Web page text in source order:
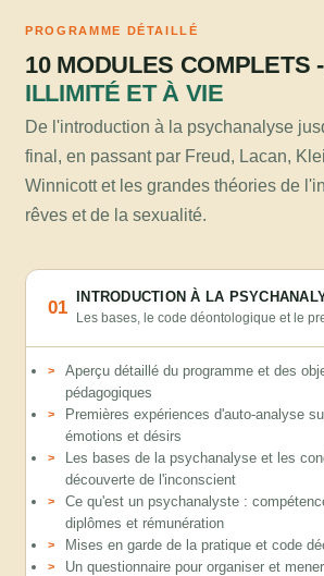
PROGRAMME DÉTAILLÉ
10 MODULES COMPLETS
ILLIMITÉ ET À VIE
De l'introduction à la psychanalyse
final, en passant par Freud, Lacan,
Winnicott et les grandes théories de
rêves et de la sexualité.
01
INTRODUCTION À LA
Les bases, le code déontologique et le
Aperçu détaillé du programme et des
pédagogiques
Premières expériences d'auto-analyse
émotions et désirs
Les bases de la psychanalyse et les
découverte de l'inconscient
Ce qu'est un psychanalyste :
diplômes et rémunération
Mises en garde de la pratique et code
Un questionnaire pour organiser et